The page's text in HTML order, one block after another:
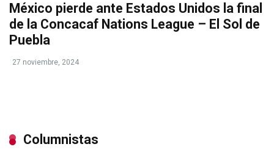
México pierde ante Estados Unidos la final
de la Concacaf Nations League – El Sol de
Puebla
27 noviembre, 2024
Columnistas